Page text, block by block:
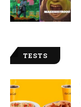
TESTS